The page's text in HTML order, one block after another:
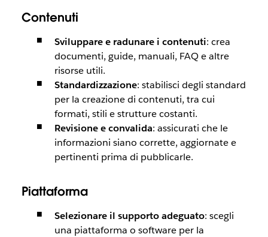
Contenuti
Sviluppare e radunare i contenuti: crea
documenti, guide, manuali, FAQ e altre
risorse utili.
Standardizzazione: stabilisci degli standard
per la creazione di contenuti, tra cui
formati, stili e strutture costanti.
Revisione e convalida: assicurati che le
informazioni siano corrette, aggiornate e
pertinenti prima di pubblicarle.
Piattaforma
Selezionare il supporto adeguato: scegli
una piattaforma o software per la